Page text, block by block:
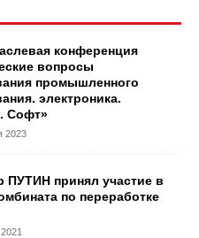
конференция
вопросы
промышленного
электроника.
Софт»
2023
ПУТИН принял участие в
по переработке